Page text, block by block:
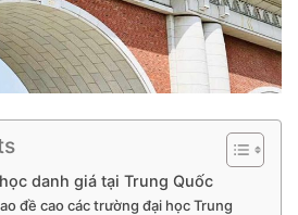
danh giá tại Trung Quốc
đề cao các trường đại học Trung